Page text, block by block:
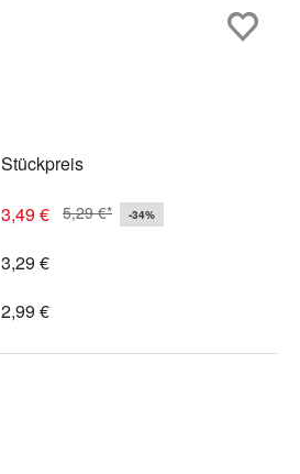
Stückpreis
3,49 € 5,29 €* -34%
3,29 €
2,99 €